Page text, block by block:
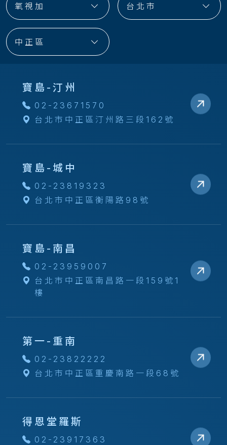
氧視加 台北市
中正區
寶島-汀州
02-23671570
台北市中正區汀州路三段162號
寶島-城中
02-23819323
台北市中正區衡陽路98號
寶島-南昌
02-23959007
台北市中正區南昌路一段159號1
樓
第一-重南
02-23822222
台北市中正區重慶南路一段68號
得恩堂羅斯
02-23917363